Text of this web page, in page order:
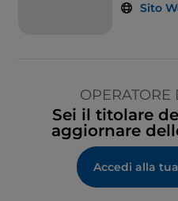
Sito
OPERATORE
Sei il titolare
aggiornare
Accedi alla